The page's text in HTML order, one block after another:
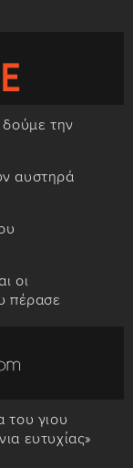
την
αυστηρά
οι
πέρασε
του γιου
ευτυχίας»